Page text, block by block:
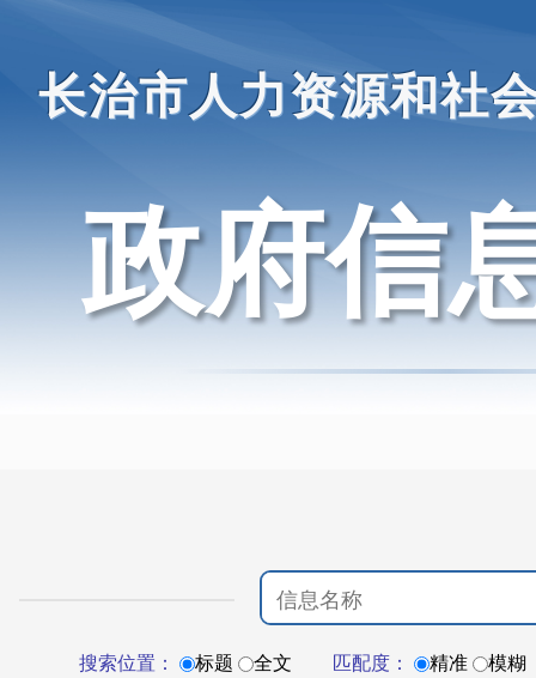
长治市人力资源和社
政府信
搜索位置： 标题 全文 匹配度： 精准 模糊